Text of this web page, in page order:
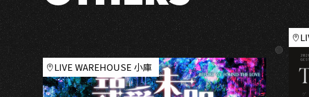
LIVE WAREHOUSE 小庫